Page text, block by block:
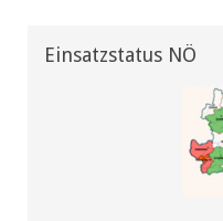
Einsatzstatus NÖ